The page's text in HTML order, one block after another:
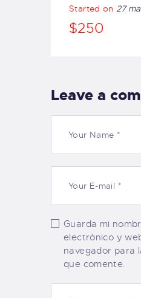
Started on27
$250
Leave a
Guarda mi
electrónico y
navegador para
que comente.